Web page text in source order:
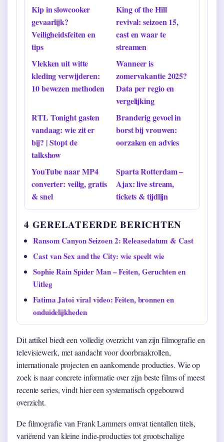
Kip in slowcooker
gevaarlijk?
Veiligheidsfeiten en
tips
King of the Hill
revival: seizoen 15,
cast en waar te
streamen
Vlekken uit witte
kleding verwijderen:
10 bewezen methoden
Wanneer is
zomervakantie 2025?
Data per regio en
vergelijking
RTL Tonight gasten
vandaag: wie zit er
bij? | Stopt de
talkshow
Branderig gevoel in
borst bij vrouwen:
oorzaken en advies
YouTube naar MP4
converter: veilig, gratis
& snel
Sparta Rotterdam –
Ajax: live stream,
tickets & tijdlijn
4 GERELATEERDE BERICHTEN
Ransom Canyon Seizoen 2: Releasedatum & Cast
Cast van Sex and the City: wie speelt wie
Sophie Rain Spider Man – Feiten, Geruchten en
Uitleg
Fatima Jatoi viral video: Feiten, bronnen en
onduidelijkheden
Dit artikel biedt een volledig overzicht van zijn filmografie en
televisiewerk, met aandacht voor doorbraakrollen,
internationale projecten en aankomende producties. Wie op
zoek is naar concrete informatie over zijn beste films of meest
recente series, vindt hier een systematisch opgebouwd
overzicht.
De filmografie van Frank Lammers omvat tientallen titels,
variërend van kleine indie-producties tot grootschalige